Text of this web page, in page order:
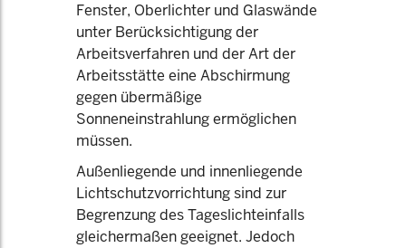
Fenster, Oberlichter und Glaswände
unter Berücksichtigung der
Arbeitsverfahren und der Art der
Arbeitsstätte eine Abschirmung
gegen übermäßige
Sonneneinstrahlung ermöglichen
müssen.
Außenliegende und innenliegende
Lichtschutzvorrichtung sind zur
Begrenzung des Tageslichteinfalls
gleichermaßen geeignet. Jedoch